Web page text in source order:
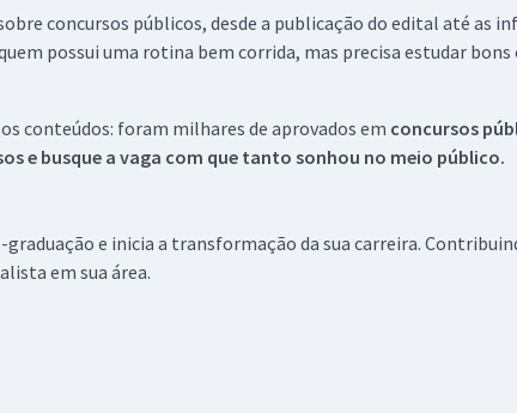
concursos públicos, desde a publicação do edital até as
possui uma rotina bem corrida, mas precisa estudar
conteúdos: foram milhares de aprovados em concursos
e busque a vaga com que tanto sonhou no meio público.
graduação e inicia a transformação da sua carreira.
em sua área.